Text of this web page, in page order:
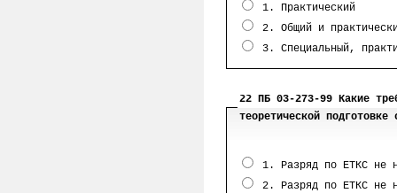
1. Практический
2. Общий и
3. Специальный,
22 ПБ 03-273-99 Какие
теоретической
1. Разряд по ЕТКС не
2. Разряд по ЕТКС не